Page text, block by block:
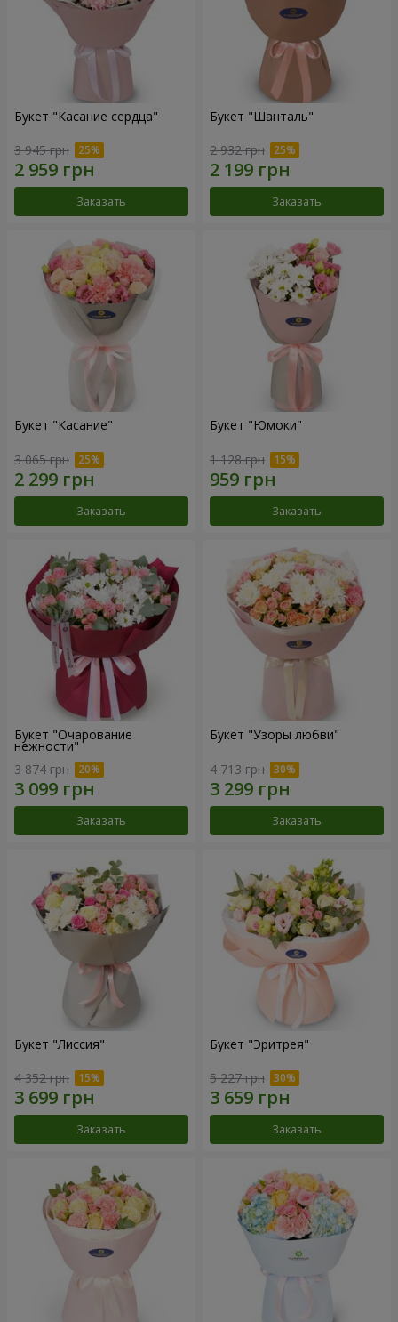
Букет "Касание сердца"
3 945 грн
Заказать
Букет "Шанталь"
2 932 грн
Заказать
Букет "Касание"
3 065 грн
Заказать
Букет "Юмоки"
1 128 грн
Заказать
Букет "Очарование
нежности"
3 874 грн
Заказать
Букет "Узоры любви"
4 713 грн
Заказать
Букет "Лиссия"
4 352 грн
Заказать
Букет "Эритрея"
5 227 грн
Заказать